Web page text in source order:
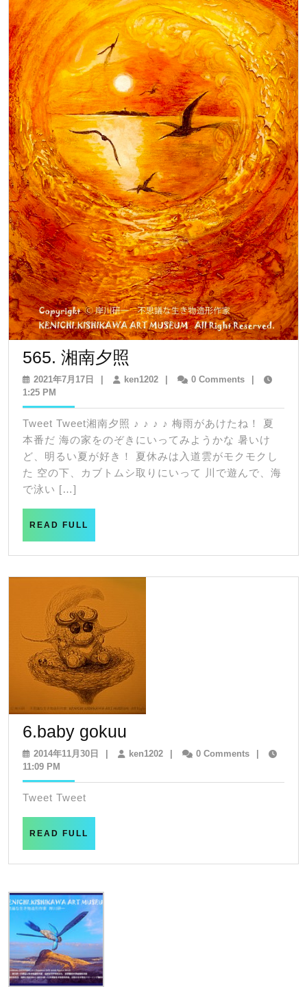
ン
565. 湘南夕照
湘
夕
照
2021年7月17日 2021
月
17
日
| ken1202ken1202
| 0 Comments
|
1:25 PM
Tweet Tweet湘南夕照 ♪ ♪ ♪ ♪ 梅雨があけたね！ 夏
本番だ 海の家をのぞきにいってみようかな 暑いけ
ど、明るい夏が好き！ 夏休みは入道雲がモクモクし
た 空の下、カブトムシ取りにいって 川で遊んで、海
で泳い […]
READ FULL
6.baby gokuu
gokuu
2014年11月30日 2014
| ken1202ken1202
| 0 Comments
|
11:09 PM
Tweet Tweet
READ FULL